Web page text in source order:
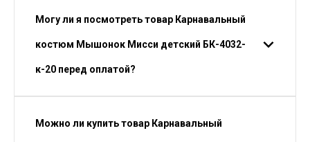
Могу ли я посмотреть товар Карнавальный
костюм Мышонок Мисси детский БК-4032-
к-20 перед оплатой?
Можно ли купить товар Карнавальный